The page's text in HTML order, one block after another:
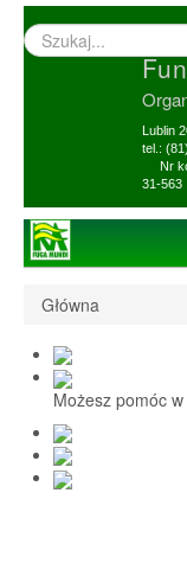
Wyszukiwarka
–
Lublin
tel.:
Nr
31-563
1,5% i darowizny
Nasi Beneficjenci
Ośrodek Reh-Szkol
Sprawozdania
Główna
Możesz pomóc